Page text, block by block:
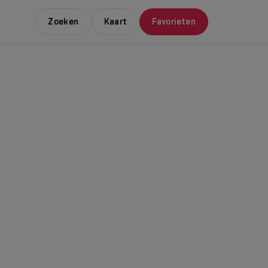
Zoeken Kaart Favorieten